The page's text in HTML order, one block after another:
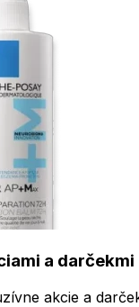
a
akcie a